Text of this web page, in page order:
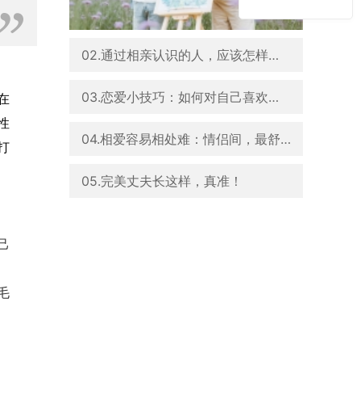
02.通过相亲认识的人，应该怎样去观察和了解TA？
03.恋爱小技巧：如何对自己喜欢的人表达爱？
04.相爱容易相处难：情侣间，最舒服的几种相处模式
05.完美丈夫长这样，真准！